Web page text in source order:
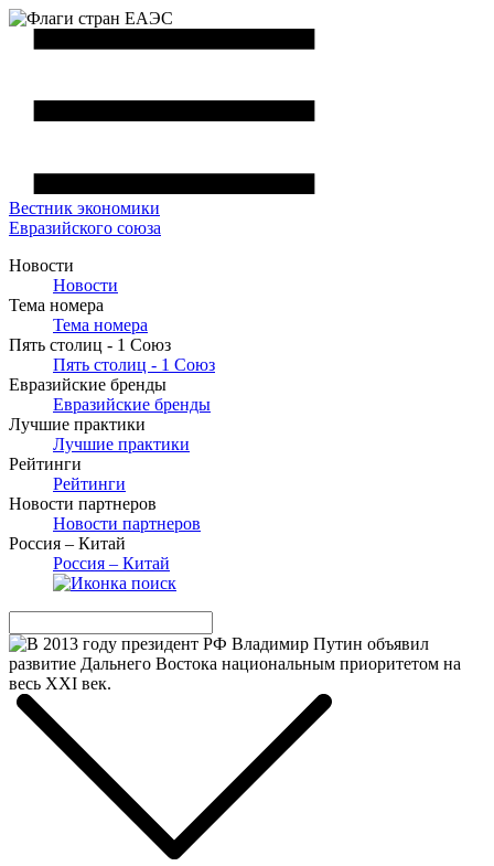
Вестник экономики
Евразийского союза
Новости
Новости
Тема номера
Тема номера
Пять столиц - 1 Союз
Пять столиц - 1 Союз
Евразийские бренды
Евразийские бренды
Лучшие практики
Лучшие практики
Рейтинги
Рейтинги
Новости партнеров
Новости партнеров
Россия – Китай
Россия – Китай